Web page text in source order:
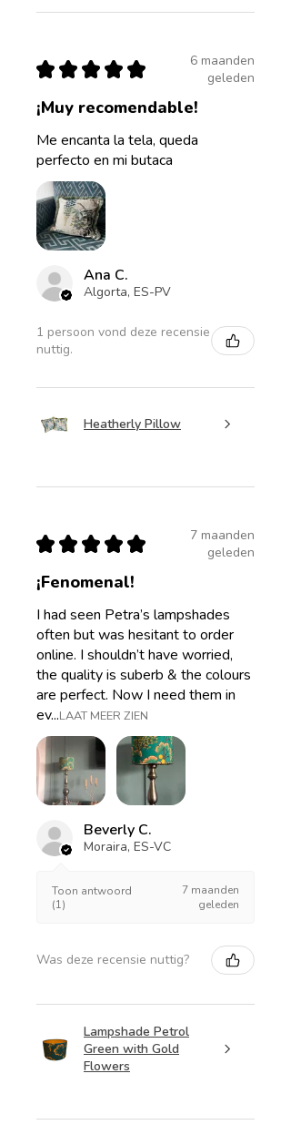
★ ★ ★ ★ ★
6 maanden
geleden
¡Muy recomendable!
Me encanta la tela, queda
perfecto en mi butaca
Ana C.
Algorta, ES-PV
1 persoon vond deze recensie
nuttig.
Heatherly Pillow
★ ★ ★ ★ ★
7 maanden
geleden
¡Fenomenal!
I had seen Petra’s lampshades
often but was hesitant to order
online. I shouldn’t have worried,
the quality is suberb & the colours
are perfect. Now I need them in
ev...LAAT MEER ZIEN
Beverly C.
Moraira, ES-VC
Toon antwoord
(1)
7 maanden
geleden
Was deze recensie nuttig?
Lampshade Petrol
Green with Gold
Flowers